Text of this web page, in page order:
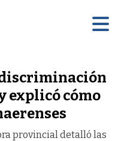
explicó cómo
provincial detalló las